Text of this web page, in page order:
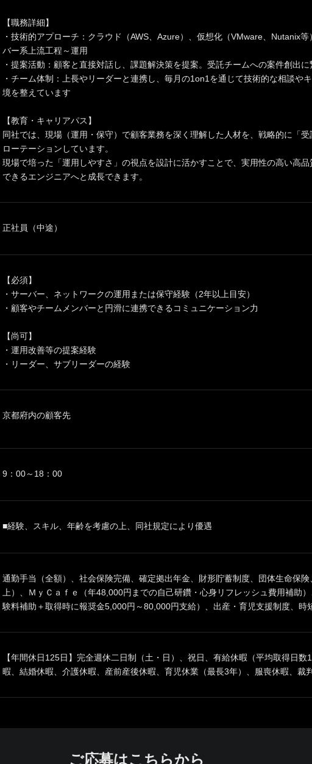
【職務詳細】
・技術的アプローチ：クラウド（AWS、Azure）、仮想化（VMware、Nutanix
バー系上流工程～運用
・提案活動：顧客と直接対話し、課題解決策を提案。受託チームへの案件創出
・チーム体制：上長やリーダーと連携し、毎月の1on1を通じて技術的な相談や
境を整えています
【教育・キャリアパス】
同社では、現場（運用・保守）で顧客業務を深く理解した人材を、戦略的に「
ローテーションしています。
現場で培った「運用しやすさ」の視点を設計に活かすことで、実用性の高い高
できるエンジニアへと成長できます。
正社員（中途）
【必須】
・サーバー、ネットワークの運用または保守経験（2年以上目安）
・顧客やチームメンバーと円滑に連携できるコミュニケーション力
【尚可】
・運用改善等の提案経験
・リーダー、サブリーダーの経験
京都府内の顧客先
9：00～18：00
■経験、スキル、年齢を考慮の上、同社規定により優遇
通勤手当（全額）、社会保険完備、確定拠出年金、財形貯蓄制度、団体生命保
上）、ＭｙＣａｆｅ（年48,000円までの自己研鑽・心身リフレッシュ費用補助
験料補助＋取得時に報奨金5,000円～80,000円支給）、出産・育児支援制度、時
【年間休日125日】完全週休二日制（土・日）、祝日、有給休暇（平均取得日
暇、結婚休暇、介護休暇、産前産後休暇、育児休業（最長3年）、服喪休暇、裁
ご応募はこちらから